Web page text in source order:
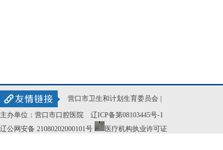
营口市卫生和计划生育委员会 |
主办单位：营口市口腔医院辽ICP备第08103445号-1
辽公网安备 21080202000101号
医疗机构执业许可证